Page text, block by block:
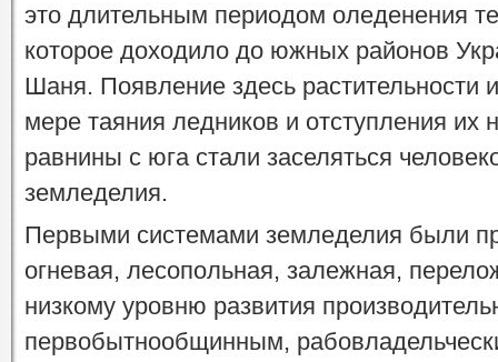
это длительным периодом оледенения
которое доходило до южных районов
Шаня. Появление здесь растительности
мере таяния ледников и отступления их
равнины с юга стали заселяться
земледелия.
Первыми системами земледелия были
огневая, лесопольная, залежная,
низкому уровню развития
первобытнообщинным,